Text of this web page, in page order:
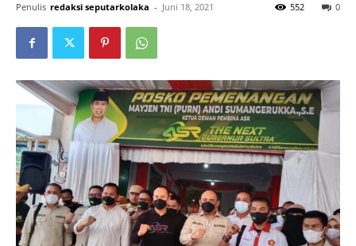
Penulis redaksi seputarkolaka - Juni 18, 2021 0
552